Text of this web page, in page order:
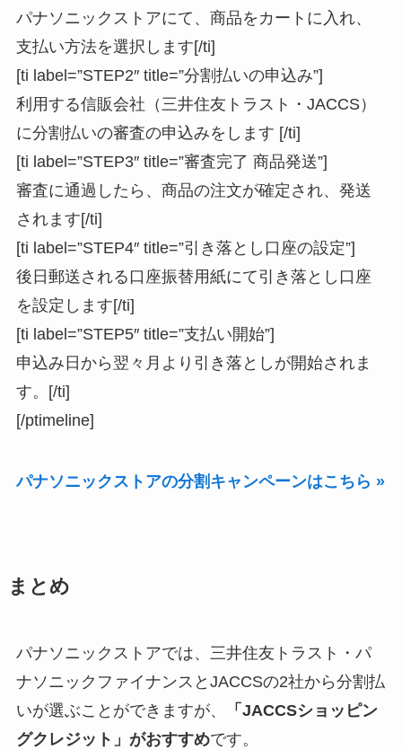
パナソニックストアにて、商品をカートに入れ、
支払い方法を選択します[/ti]
[ti label=”STEP2″ title=”分割払いの申込み”]
利用する信販会社（三井住友トラスト・JACCS）
に分割払いの審査の申込みをします [/ti]
[ti label=”STEP3″ title=”審査完了 商品発送”]
審査に通過したら、商品の注文が確定され、発送
されます[/ti]
[ti label=”STEP4″ title=”引き落とし口座の設定”]
後日郵送される口座振替用紙にて引き落とし口座
を設定します[/ti]
[ti label=”STEP5″ title=”支払い開始”]
申込み日から翌々月より引き落としが開始されま
す。[/ti]
[/ptimeline]
パナソニックストアの分割キャンペーンはこちら »
まとめ
パナソニックストアでは、三井住友トラスト・パ
ナソニックファイナンスとJACCSの2社から分割払
いが選ぶことができますが、
「JACCSショッピン
グクレジット」がおすすめです。